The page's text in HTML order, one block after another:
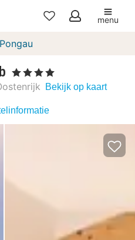
Mijn
menu
, 4 Sterren
Bekijk op kaart